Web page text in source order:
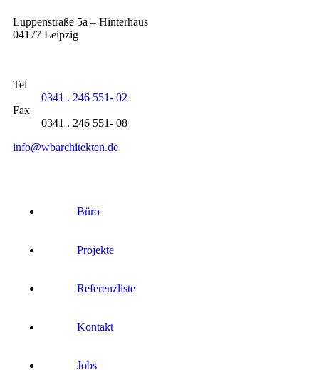
Luppenstraße 5a – Hinterhaus
04177 Leipzig
Tel
0341 . 246 551- 02
Fax
0341 . 246 551- 08
info@wbarchitekten.de
Büro
Projekte
Referenzliste
Kontakt
Jobs